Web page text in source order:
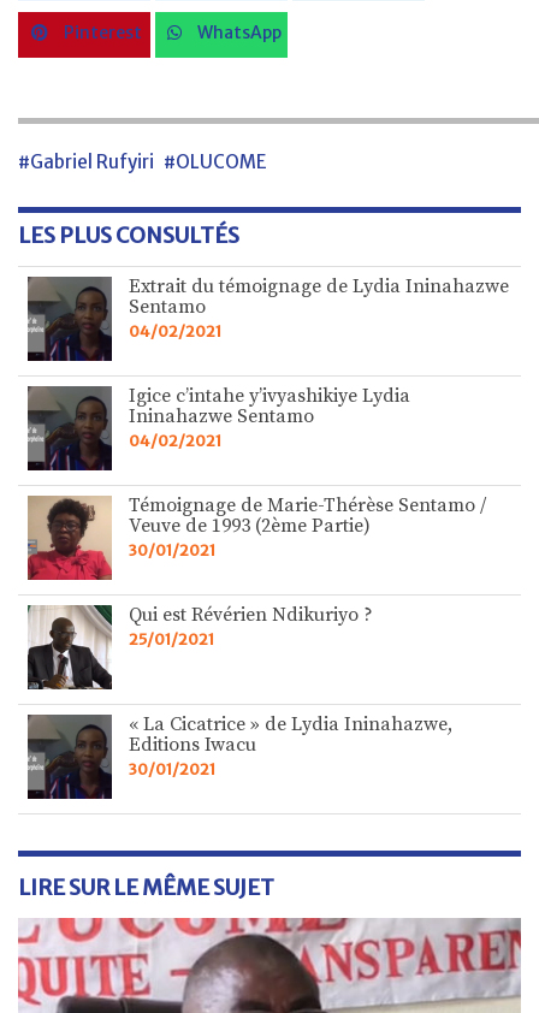
Pinterest WhatsApp
#Gabriel Rufyiri #OLUCOME
LES PLUS CONSULTÉS
Extrait du témoignage de Lydia Ininahazwe
Sentamo
04/02/2021
Igice c’intahe y’ivyashikiye Lydia
Ininahazwe Sentamo
04/02/2021
Témoignage de Marie-Thérèse Sentamo /
Veuve de 1993 (2ème Partie)
30/01/2021
Qui est Révérien Ndikuriyo ?
25/01/2021
« La Cicatrice » de Lydia Ininahazwe,
Editions Iwacu
30/01/2021
LIRE SUR LE MÊME SUJET